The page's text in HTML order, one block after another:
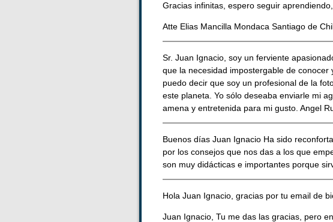
Gracias infinitas, espero seguir
Atte Elias Mancilla Mondaca Santiago de
Sr. Juan Ignacio, soy un ferviente
que la necesidad impostergable de
puedo decir que soy un profesional de la
este planeta. Yo sólo deseaba enviarle mi
amena y entretenida para mi gusto. Angel
Buenos días Juan Ignacio Ha sido
por los consejos que nos das a los que
son muy didácticas e importantes porque
Hola Juan Ignacio, gracias por tu email de
Juan Ignacio, Tu me das las gracias, pero